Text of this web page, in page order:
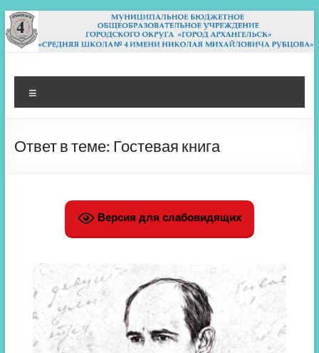
Перейти
к
содержимому
МБОУ СШ 4
Архангельск
Ответ в теме: Гостевая книга
Версия для слабовидящих